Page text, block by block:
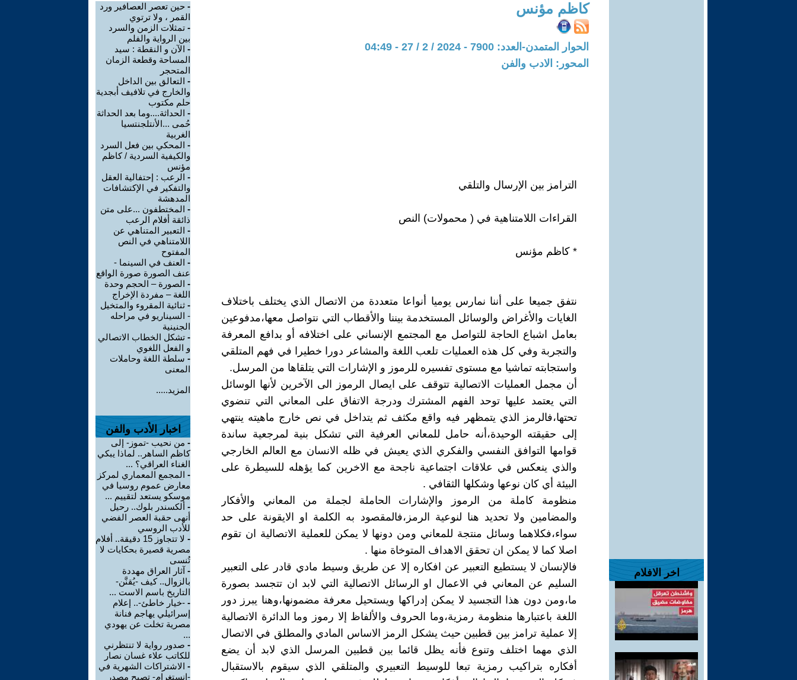
اخر الافلام
كاظم مؤنس
الحوار المتمدن-العدد: 7900 - 2024 / 2 / 27 - 04:49
المحور: الادب والفن
الترامز بين الإرسال والتلقي
القراءات اللامتناهية في ( محمولات) النص
* كاظم مؤنس
نتفق جميعا على أننا نمارس يوميا أنواعا متعددة من الاتصال الذي يختلف باختلاف
الغايات والأغراض والوسائل المستخدمة بيننا والأقطاب التي نتواصل معها،مدفوعين
بعامل اشباع الحاجة للتواصل مع المجتمع الإنساني على اختلافه أو بدافع المعرفة
والتجربة وفي كل هذه العمليات تلعب اللغة والمشاعر دورا خطيرا في فهم المتلقي
واستجابته تماشيا مع مستوى تفسيره للرموز و الإشارات التي يتلقاها من المرسل.
أن مجمل العمليات الاتصالية تتوقف على ايصال الرموز الى الآخرين لأنها الوسائل
التي يعتمد عليها توحد الفهم المشترك ودرجة الاتفاق على المعاني التي تنضوي
تحتها،فالرمز الذي يتمظهر فيه واقع مكثف ثم يتداخل في نص خارج ماهيته ينتهي
إلى حقيقته الوحيدة،أنه حامل للمعاني العرفية التي تشكل بنية لمرجعية ساندة
قوامها التوافق النفسي والفكري الذي يعيش في ظله الانسان مع العالم الخارجي
والذي ينعكس في علاقات اجتماعية ناجحة مع الاخرين كما يؤهله للسيطرة على
البيئة أي كان نوعها وشكلها الثقافي .
منظومة كاملة من الرموز والإشارات الحاملة لجملة من المعاني والأفكار
والمضامين ولا تحديد هنا لنوعية الرمز،فالمقصود به الكلمة او الايقونة على حد
سواء،فكلاهما وسائل منتجة للمعاني ومن دونها لا يمكن للعملية الاتصالية ان تقوم
اصلا كما لا يمكن ان تحقق الاهداف المتوخاة منها .
فالإنسان لا يستطيع التعبير عن افكاره إلا عن طريق وسيط مادي قادر على التعبير
السليم عن المعاني في الاعمال او الرسائل الاتصالية التي لابد ان تتجسد بصورة
ما،ومن دون هذا التجسيد لا يمكن إدراكها ويستحيل معرفة مضمونها،وهنا يبرز دور
اللغة باعتبارها منظومة رمزية،وما الحروف والألفاظ إلا رموز وما الدائرة الاتصالية
إلا عملية ترامز بين قطبين حيث يشكل الرمز الاساس المادي والمطلق في الاتصال
الذي مهما اختلف وتنوع فأنه يظل قائما بين قطبين المرسل الذي لابد أن يضع
أفكاره بتراكيب رمزية تبعا للوسيط التعبيري والمتلقي الذي سيقوم بالاستقبال
- حين تعصر العصافير ورد
القمر ، ولا ترتوي
- تمثلات الزمن والسرد
بين الرواية والفلم
- الآن و النقطة : سيد
المساحة وقطعة الزمان
المتحجر
- التعالق بين الداخل
والخارج في تلافيف أبجدية
حلم مكتوب
- الحداثة....وما بعد الحداثة
حُمى ...الأنتلجنتسيا
الغربية
- المحكي بين فعل السرد
والكيفية السردية / كاظم
مؤنس
- الرعب : إحتفالية العقل
والتفكير في الإكتشافات
المدهشة
- المختطفون ...على متن
ذائقة أفلام الرعب
- التعبير المتناهي عن
اللامتناهي في النص
المفتوح
- العنف في السينما -
عنف الصورة صورة الواقع
- الصورة – الحجم وحدة
اللغة – مفردة الإخراج
- ثنائية المقروء والمتخيل
- السيناريو في مراحله
الجنينية
- تشكل الخطاب الاتصالي
و الفعل اللغوي
- سلطة اللغة وحاملات
المعنى
المزيد.....
اخبار الأدب والفن
- من نحيب -تموز- إلى
كاظم الساهر.. لماذا يبكي
الغناء العراقي؟ ...
- المجمع المعماري لمركز
معارض عموم روسيا في
موسكو يستعد لتقييم ...
- ألكسندر بلوك.. رحيل
أنهى حقبة العصر الفضي
للأدب الروسي
-
لا تتجاوز 15 دقيقة.. أفلام
مصرية قصيرة بحكايات لا
تُنسى
- آثار العراق مهددة
بالزوال.. كيف -يُقنَّن-
التاريخ باسم الاست ...
- -خيار خاطئ-.. إعلام
إسرائيلي يهاجم فنانة
مصرية تخلت عن يهودي
...
- صدور رواية لا تنتظرني
للكاتب علاء غسان نصار
- الاشتراكات الشهرية في
-إنستغرام- تصبح مصدر